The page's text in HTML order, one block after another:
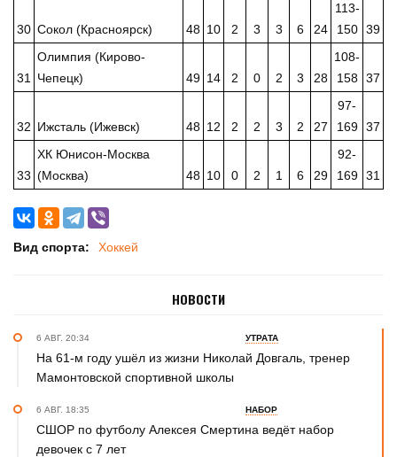
30 Сокол (Красноярск) 48 10 2 3 3 6 24
113-
150 39
31
Олимпия (Кирово-
Чепецк)
49 14 2 0 2 3 28
108-
158 37
32 Ижсталь (Ижевск) 48 12 2 2 3 2 27
97-
169 37
33
ХК Юнисон-Москва
(Москва)
48 10 0 2 1 6 29
92-
169 31
Вид спорта: Хоккей
НОВОСТИ
6 АВГ. 20:34 УТРАТА
На 61-м году ушёл из жизни Николай Довгаль, тренер
Мамонтовской спортивной школы
6 АВГ. 18:35 НАБОР
СШОР по футболу Алексея Смертина ведёт набор
девочек с 7 лет